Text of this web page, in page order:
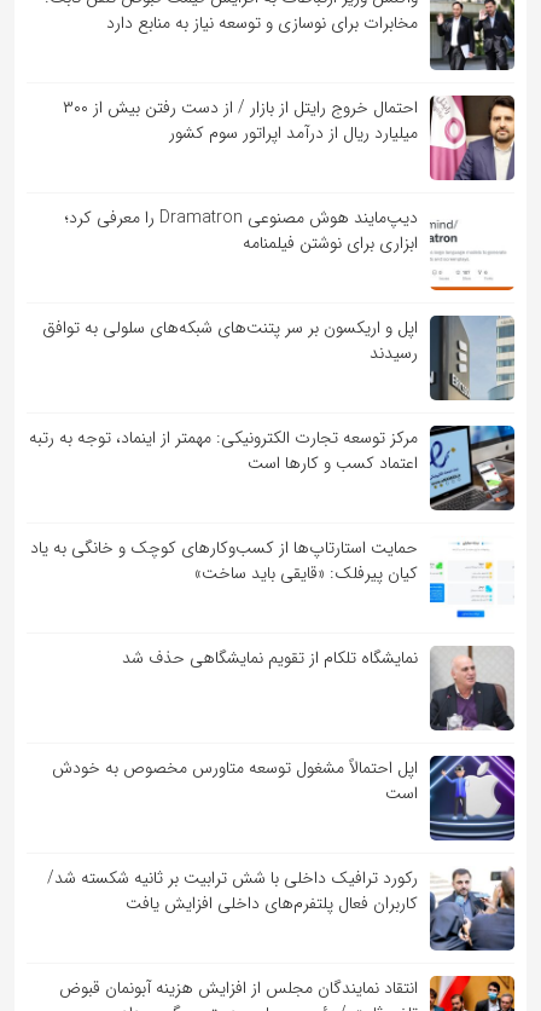
مخابرات برای نوسازی و توسعه نیاز به منابع دارد
احتمال خروج رایتل از بازار / از دست رفتن بیش از ۳۰۰
میلیارد ریال از درآمد اپراتور سوم کشور
دیپ‌مایند هوش مصنوعی Dramatron را معرفی کرد؛
ابزاری برای نوشتن فیلمنامه
اپل و اریکسون بر سر پتنت‌های شبکه‌های سلولی به توافق
رسیدند
مرکز توسعه تجارت الکترونیکی: مهمتر از اینماد، توجه به رتبه
اعتماد کسب و کارها است
حمایت استارتاپ‌ها از کسب‌وکارهای کوچک و خانگی به یاد
کیان پیرفلک: «قایقی باید ساخت»
نمایشگاه تلکام از تقویم نمایشگاهی حذف شد
اپل احتمالاً مشغول توسعه متاورس مخصوص به خودش
است
رکورد ترافیک داخلی با شش ترابیت بر ثانیه شکسته شد/
کاربران فعال پلتفرم‌های داخلی افزایش یافت
انتقاد نمایندگان مجلس از افزایش هزینه آبونمان قبوض